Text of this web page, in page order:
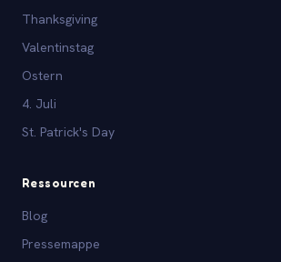
Thanksgiving
Valentinstag
Ostern
4. Juli
St. Patrick's Day
Ressourcen
Blog
Pressemappe